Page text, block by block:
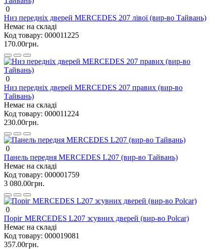
0
Низ передніх дверей MERCEDES 207 лівої (вир-во Тайвань)
Немає на складі
Код товару: 000011225
170.00грн.
0
Низ передніх дверей MERCEDES 207 правих (вир-во
Тайвань)
Немає на складі
Код товару: 000011224
230.00грн.
0
Панель передня MERCEDES L207 (вир-во Тайвань)
Немає на складі
Код товару: 000001759
3 080.00грн.
0
Поріг MERCEDES L207 зсувних дверей (вир-во Polcar)
Немає на складі
Код товару: 000019081
357.00грн.